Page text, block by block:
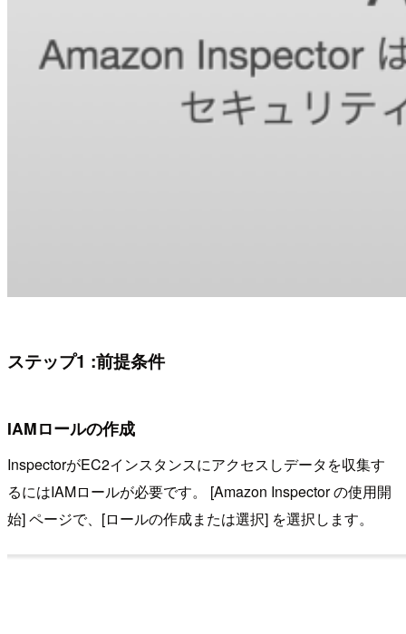
ステップ1 :前提条件
IAMロールの作成
InspectorがEC2インスタンスにアクセスしデータを収集す
るにはIAMロールが必要です。 [Amazon Inspector の使用開
始] ページで、[ロールの作成または選択] を選択します。